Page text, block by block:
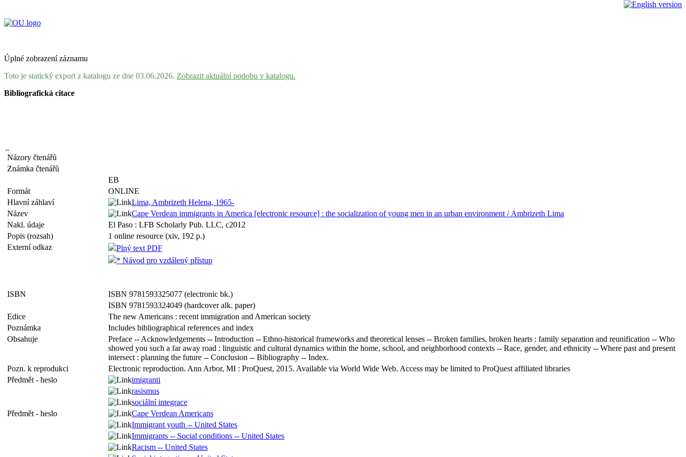
Úplné zobrazení záznamu
Toto je statický export z katalogu ze dne 03.06.2026. Zobrazit aktuální podobu v katalogu.
Bibliografická citace
Názory čtenářů
Známka čtenářů
EB
Formát
ONLINE
Hlavní záhlaví
Lima, Ambrizeth Helena, 1965-
Název
Cape Verdean immigrants in America [electronic resource] : the socialization of young men in an urban environment / Ambrizeth Lima
Nakl. údaje
El Paso : LFB Scholarly Pub. LLC, c2012
Popis (rozsah)
1 online resource (xiv, 192 p.)
Externí odkaz
Plný text PDF
* Návod pro vzdálený přístup
ISBN
ISBN 9781593325077 (electronic bk.)
ISBN 9781593324049 (hardcover alk. paper)
Edice
The new Americans : recent immigration and American society
Poznámka
Includes bibliographical references and index
Obsahuje
Preface -- Acknowledgements -- Introduction -- Ethno-historical frameworks and theoretical lenses -- Broken families, broken hearts : family separation and reunification -- Who
showed you such a far away road : linguistic and cultural dynamics within the home, school, and neighborhood contexts -- Race, gender, and ethnicity -- Where past and present
intersect : planning the future -- Conclusion -- Bibliography -- Index.
Pozn. k reprodukci
Electronic reproduction. Ann Arbor, MI : ProQuest, 2015. Available via World Wide Web. Access may be limited to ProQuest affiliated libraries
Předmět - heslo
imigranti
rasismus
sociální integrace
Předmět - heslo
Cape Verdean Americans
Immigrant youth -- United States
Immigrants -- Social conditions -- United States
Racism -- United States